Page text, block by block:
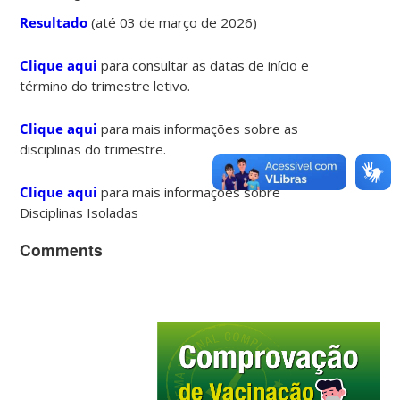
Resultado(até 03 de março de 2026)
Clique aqui para consultar as datas de início e
término do trimestre letivo.
Clique aqui para mais informações sobre as
disciplinas do trimestre.
Clique aqui para mais informações sobre
Disciplinas Isoladas
Comments